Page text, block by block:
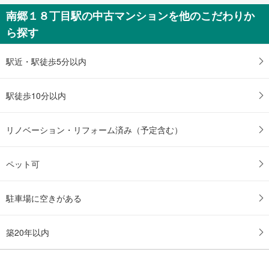
ー
ジ
に
保
存
南郷１８丁目駅の中古マンションを他のこだわりか
ら探す
駅近・駅徒歩5分以内
駅徒歩10分以内
リノベーション・リフォーム済み（予定含む）
ペット可
駐車場に空きがある
築20年以内